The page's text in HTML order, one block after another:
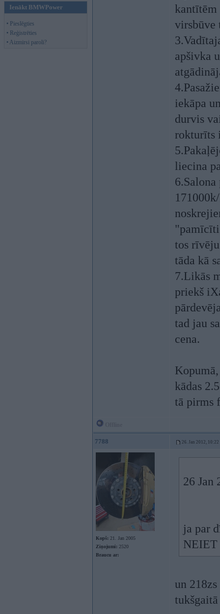
Ienākt BMWPower
• Pieslēgties
• Reģistrēties
• Aizmirsi paroli?
kantītēm
virsbūve
apšivka
iekāpa
durvis
rokturīts
liecina
tos
tāda kā
7.Likās
priekš
tad jau
cena.
kādas
tā pirms
7788 26. Jan 2012, 10:22
Kopš: 21. Jan 2005
Ziņojumi: 2520
Braucu ar:
26 Jan
ja par
NEIET
un